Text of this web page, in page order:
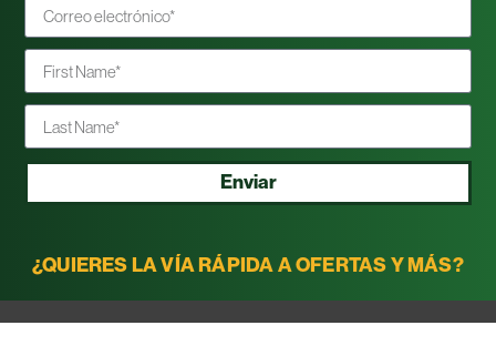
¿QUIERES LA VÍA RÁPIDA A OFERTAS Y MÁS?
Enviar